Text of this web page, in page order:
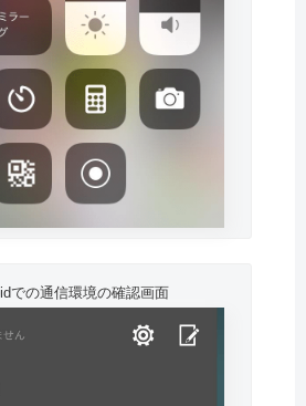
での通信環境の確認画面